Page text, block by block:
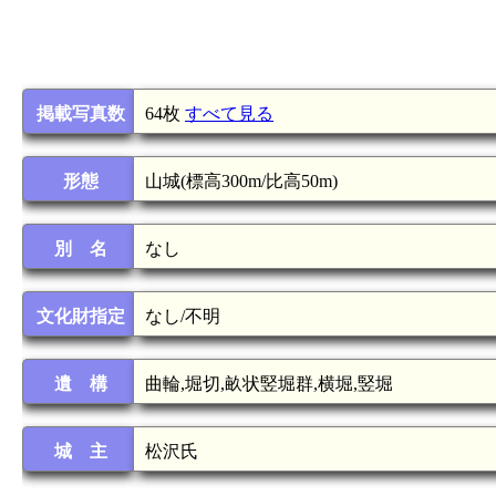
掲載写真数 64枚 すべて見る
形態 山城(標高300m/比高50m)
別 名 なし
文化財指定 なし/不明
遺 構 曲輪,堀切,畝状竪堀群,横堀,竪堀
城 主 松沢氏